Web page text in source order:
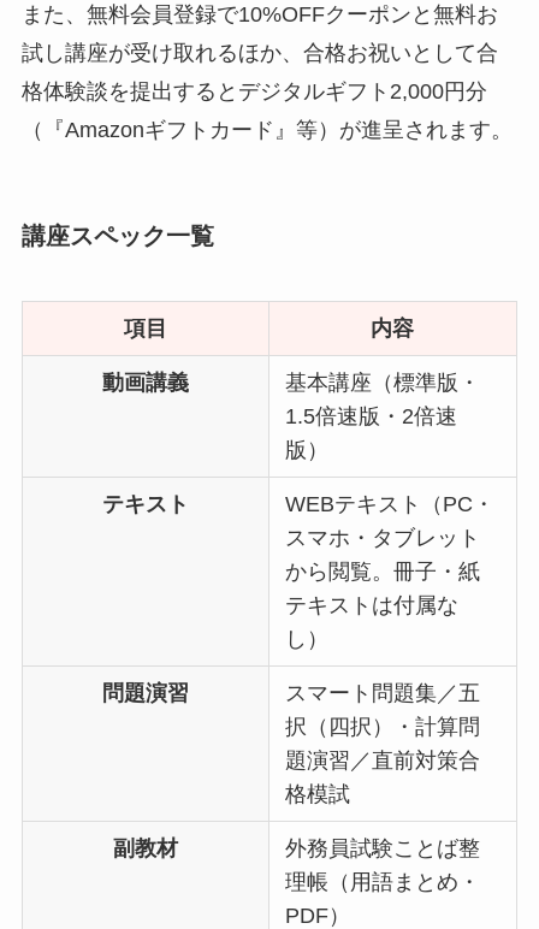
また、無料会員登録で10%OFFクーポンと無料お
試し講座が受け取れるほか、合格お祝いとして合
格体験談を提出するとデジタルギフト2,000円分
（『Amazonギフトカード』等）が進呈されます。
講座スペック一覧
項目 内容
動画講義
基本講座（標準版・
1.5倍速版・2倍速
版）
テキスト
WEBテキスト（PC・
スマホ・タブレット
から閲覧。冊子・紙
テキストは付属な
し）
問題演習
スマート問題集／五
択（四択）・計算問
題演習／直前対策合
格模試
副教材
外務員試験ことば整
理帳（用語まとめ・
PDF）